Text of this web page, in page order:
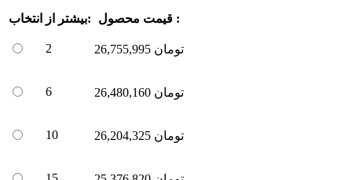
انتخاب بیشتر از: قیمت محصول :
2 26,755,995 تومان
6 26,480,160 تومان
10 26,204,325 تومان